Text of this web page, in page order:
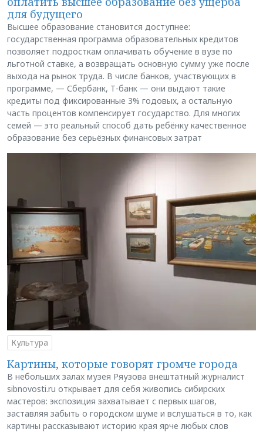
для будущего
Высшее образование становится доступнее:
государственная программа образовательных кредитов
позволяет подросткам оплачивать обучение в вузе по
льготной ставке, а возвращать основную сумму уже после
выхода на рынок труда. В числе банков, участвующих в
программе, — Сбербанк, Т-банк — они выдают такие
кредиты под фиксированные 3% годовых, а остальную
часть процентов компенсирует государство. Для многих
семей — это реальный способ дать ребёнку качественное
образование без серьёзных финансовых затрат
Культура
Картины, которые говорят громче города
В небольших залах музея Ряузова внештатный журналист
sibnovosti.ru открывает для себя живопись сибирских
мастеров: экспозиция захватывает с первых шагов,
заставляя забыть о городском шуме и вслушаться в то, как
картины рассказывают историю края ярче любых слов